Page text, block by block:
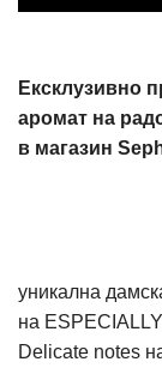
Ексклузивно
аромат на
в магазин
уникална
на
Delicate notes